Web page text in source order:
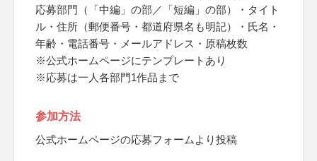
応募部門（「中編」の部／「短編」の部）・タイト
ル・住所（郵便番号・都道府県名も明記）・氏名・
年齢・電話番号・メールアドレス・原稿枚数
※公式ホームページにテンプレートあり
※応募は一人各部門1作品まで
参加方法
公式ホームページの応募フォームより投稿